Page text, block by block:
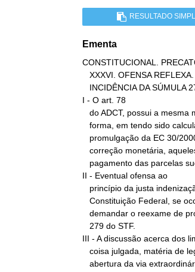
RESULTADO
Ementa
CONSTITUCIONAL.
I - O art. 78
II - Eventual ofensa ao
III - A discussão acerca dos